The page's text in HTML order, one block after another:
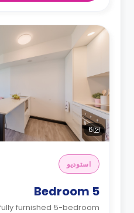
6
استوديو
5 Bedroom
furnished 5-bedroom